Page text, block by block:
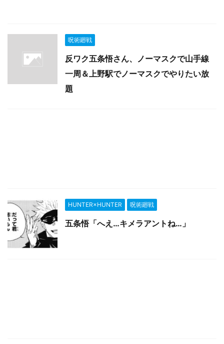
呪術廻戦
反ワク五条悟さん、ノーマスクで山手線
一周＆上野駅でノーマスクでやりたい放
題
HUNTER×HUNTER 呪術廻戦
五条悟「へえ…キメラアントね…」